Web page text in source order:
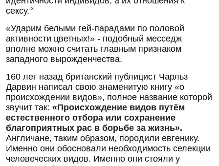
сексу.ix
«Ударим белыми гей-парадами по половой
активности цветных!» - подобный месседж
вполне можно считать главным признаком
западного вырожденчества.
160 лет назад британский публицист Чарльз
Дарвин написал свою знаменитую книгу «о
происхождении видов», полное название которой
звучит так: «Происхождение видов путём
естественного отбора или сохранение
благоприятных рас в борьбе за жизнь».
Англичане, таким образом, породили евгенику.
Именно они обосновали необходимость селекции
человеческих видов. Именно они стояли у